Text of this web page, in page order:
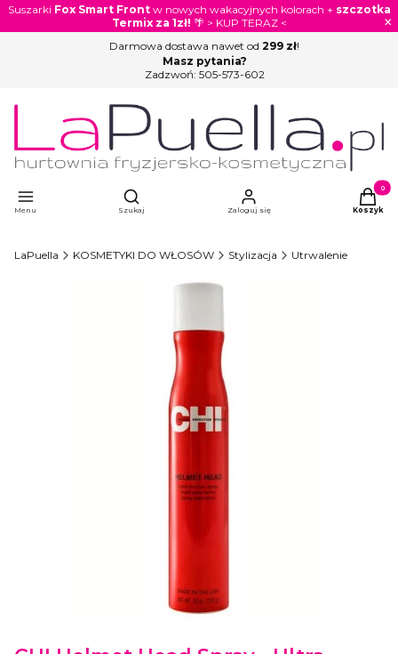
Suszarki Fox Smart Frontw nowych wakacyjnych kolorach + szczotka
Termix za 1zł! 🌴 > KUP TERAZ < ×
Darmowa dostawa nawet od 299 zł!
Masz pytania?
Zadzwoń: 505-573-602
Menu
Otwórz wyszukiwarkę
Szukaj Zaloguj się Koszyk
LaPuella KOSMETYKI DO WŁOSÓW Stylizacja Utrwalenie